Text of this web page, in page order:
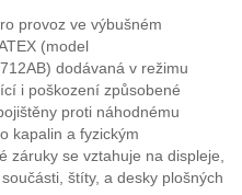
provoz ve výbušném
(model
dodávaná v režimu
i poškození způsobené
proti náhodnému
kapalin a fyzickým
záruky se vztahuje na displeje,
štíty, a desky plošných